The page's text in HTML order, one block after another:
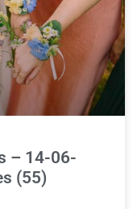
– 14-06-
(55)